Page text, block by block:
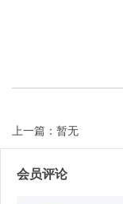
上一篇：暂无
会员评论